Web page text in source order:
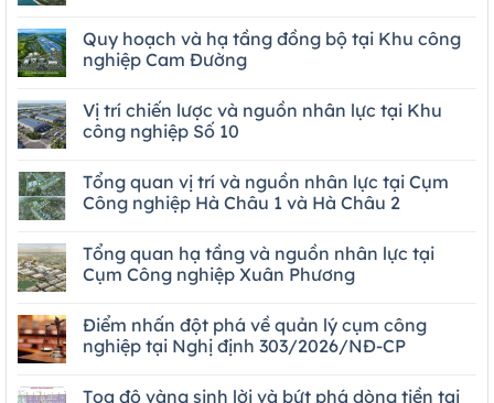
Quy hoạch và hạ tầng đồng bộ tại Khu công
nghiệp Cam Đường
Vị trí chiến lược và nguồn nhân lực tại Khu
công nghiệp Số 10
Tổng quan vị trí và nguồn nhân lực tại Cụm
Công nghiệp Hà Châu 1 và Hà Châu 2
Tổng quan hạ tầng và nguồn nhân lực tại
Cụm Công nghiệp Xuân Phương
Điểm nhấn đột phá về quản lý cụm công
nghiệp tại Nghị định 303/2026/NĐ-CP
Tọa độ vàng sinh lời và bứt phá dòng tiền tại